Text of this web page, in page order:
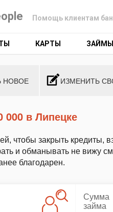
Помощь клиентам
КАРТЫ
НОВОЕ ИЗМЕНИТЬ
000 в Липецке
чтобы закрыть
и обманывать не вижу
благодарен.
Сумма
займа